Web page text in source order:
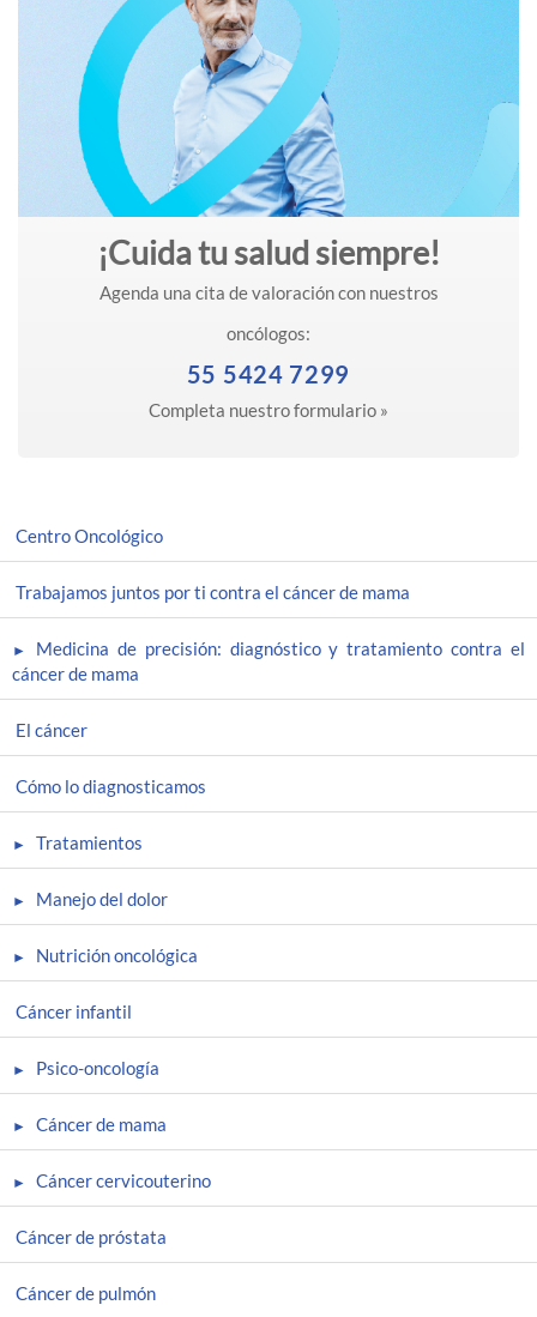
¡Cuida tu salud siempre!
Agenda una cita de valoración con nuestros
oncólogos:
55 5424 7299
Completa nuestro formulario »
Centro Oncológico
Trabajamos juntos por ti contra el cáncer de mama
Medicina de precisión: diagnóstico y tratamiento contra el
cáncer de mama
El cáncer
Cómo lo diagnosticamos
Tratamientos
Manejo del dolor
Nutrición oncológica
Cáncer infantil
Psico-oncología
Cáncer de mama
Cáncer cervicouterino
Cáncer de próstata
Cáncer de pulmón